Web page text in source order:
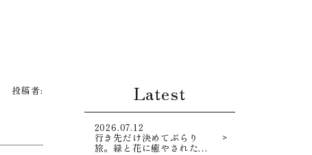
投稿者: Latest
2026.07.12
行き先だけ決めてぶらり
旅。緑と花に癒やされた寄